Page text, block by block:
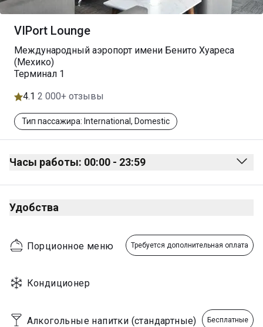
VIPort Lounge
Международный аэропорт имени Бенито Хуареса
(Мехико)
Терминал 1
4.1 2 000+ отзывы
Тип пассажира: International, Domestic
Часы работы: 00:00 - 23:59
Monday 00:00 - 23:59
Tuesday
Thursday 00:00 - 23:59
Sunday 00:00 - 23:59
Удобства
Порционное меню Требуется дополнительная оплата
Кондиционер
Алкогольные напитки (стандартные) Бесплатные